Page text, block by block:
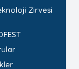
Zirvesi